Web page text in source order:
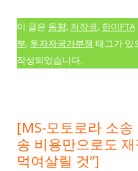
이 글은 동향, 저작권, 한미FTA
부, 투자자국가분쟁 태그가 있
작성되었습니다.
[MS-모토로라 소송
송 비용만으로도
먹여살릴 것”]